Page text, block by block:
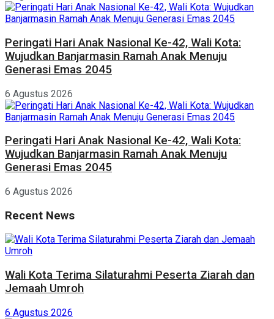
Peringati Hari Anak Nasional Ke-42, Wali Kota:
Wujudkan Banjarmasin Ramah Anak Menuju
Generasi Emas 2045
6 Agustus 2026
Peringati Hari Anak Nasional Ke-42, Wali Kota:
Wujudkan Banjarmasin Ramah Anak Menuju
Generasi Emas 2045
6 Agustus 2026
Recent News
Wali Kota Terima Silaturahmi Peserta Ziarah dan
Jemaah Umroh
6 Agustus 2026